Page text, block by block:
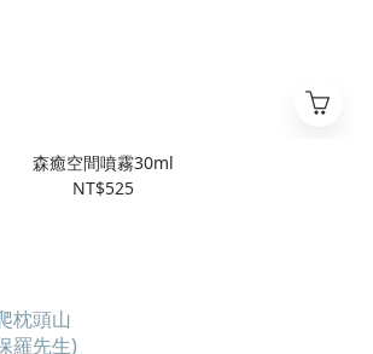
森癒空間噴霧30ml
NT$525